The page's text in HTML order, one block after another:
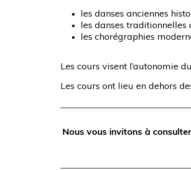
les danses anciennes
les danses traditionnelles
les chorégraphies
Les cours visent l’autonomie
Les cours ont lieu en dehors
Nous vous invitons à